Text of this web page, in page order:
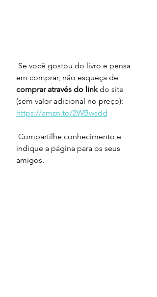
em comprar, não esqueça de
comprar através do link do site
(sem valor adicional no preço):
https://amzn.to/2WBwsdd
indique a página para os seus
amigos.